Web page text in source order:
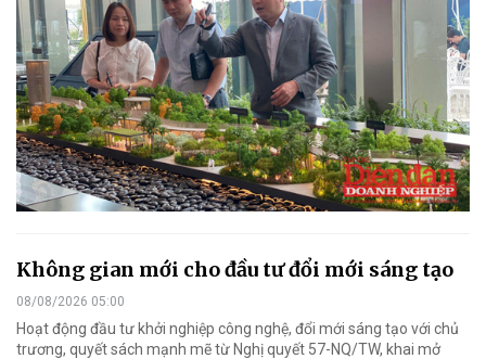
Không gian mới cho đầu tư đổi mới sáng tạo
08/08/2026 05:00
Hoạt động đầu tư khởi nghiệp công nghệ, đổi mới sáng tạo với chủ
trương, quyết sách mạnh mẽ từ Nghị quyết 57-NQ/TW, khai mở